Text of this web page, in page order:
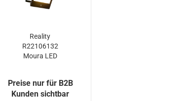
Reality
R22106132
Moura LED
IP54 CCT
einstellbare
Preise nur für B2B
Kunden sichtbar